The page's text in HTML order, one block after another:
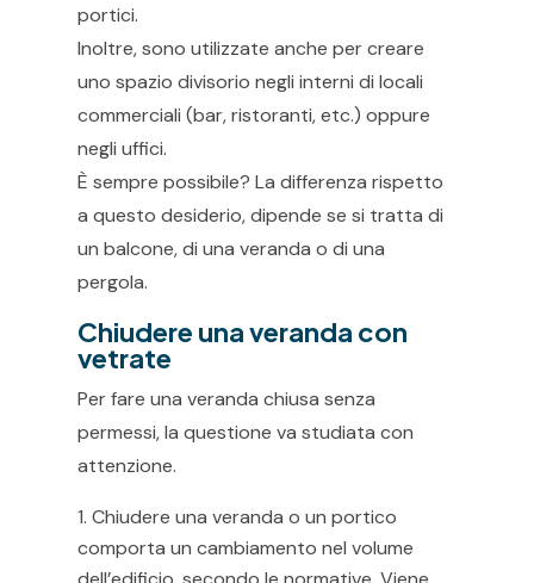
portici.
Inoltre, sono utilizzate anche per creare
uno spazio divisorio negli interni di locali
commerciali (bar, ristoranti, etc.) oppure
negli uffici.
È sempre possibile? La differenza rispetto
a questo desiderio, dipende se si tratta di
un balcone, di una veranda o di una
pergola.
Chiudere una veranda con
vetrate
Per fare una veranda chiusa senza
permessi, la questione va studiata con
attenzione.
Chiudere una veranda o un portico
comporta un cambiamento nel volume